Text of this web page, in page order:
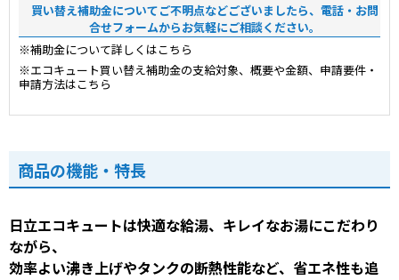
買い替え補助金についてご不明点などございましたら、電話・お問
合せフォームからお気軽にご相談ください。
※補助金について詳しくはこちら
※エコキュート買い替え補助金の支給対象、概要や金額、申請要件・
申請方法はこちら
商品の機能・特長
日立エコキュートは快適な給湯、キレイなお湯にこだわり
ながら、
効率よい沸き上げやタンクの断熱性能など、省エネ性も追